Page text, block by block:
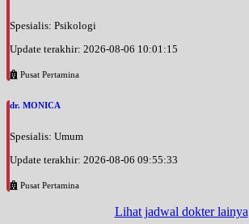
Spesialis: Psikologi
Update terakhir: 2026-08-06 10:01:15
Pusat Pertamina
dr. MONICA
Spesialis: Umum
Update terakhir: 2026-08-06 09:55:33
Pusat Pertamina
Lihat jadwal dokter lainya